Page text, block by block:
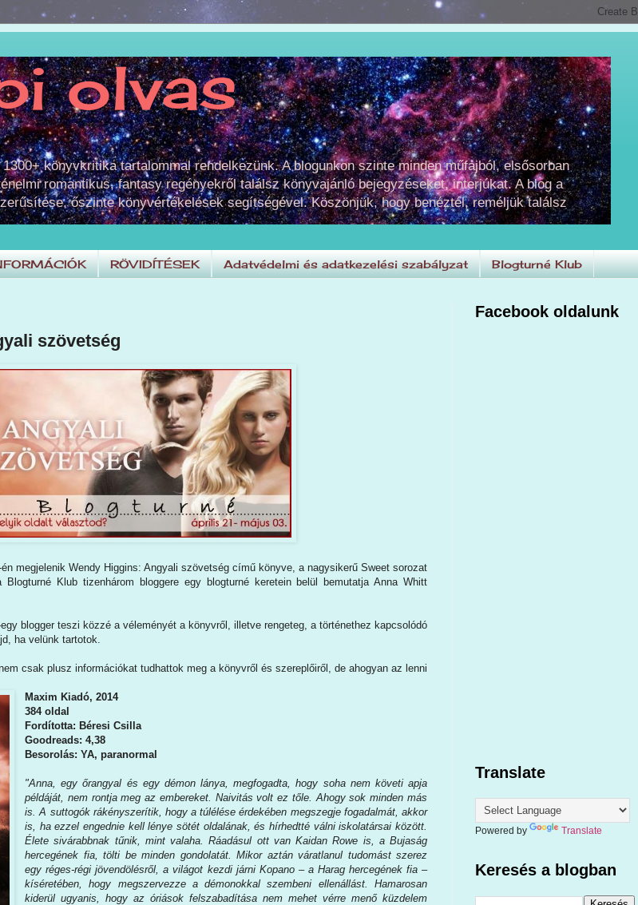
olvas
könyvkritika tartalommal rendelkezünk. A blogunkon szinte minden műfajból, elsősorban
romantikus, fantasy regényekről találsz könyvajánló bejegyzéseket, interjúkat. A blog a
őszinte könyvértékelések segítségével. Köszönjük, hogy benéztél, reméljük találsz
RÖVIDÍTÉSEK Adatvédelmi és adatkezelési szabályzat Blogturné Klub
szövetség
megjelenik Wendy Higgins: Angyali szövetség című könyve, a nagysikerű Sweet sorozat
Klub tizenhárom bloggere egy blogturné keretein belül bemutatja Anna Whitt
blogger teszi közzé a véleményét a könyvről, illetve rengeteg, a történethez kapcsolódó
ha velünk tartotok.
csak plusz információkat tudhattok meg a könyvről és szereplőiről, de ahogyan az lenni
Maxim Kiadó, 2014
384 oldal
Fordította: Béresi Csilla
Goodreads: 4,38
Besorolás: YA, paranormal
"Anna, egy őrangyal és egy démon lánya, megfogadta, hogy soha nem követi apja
példáját, nem rontja meg az embereket. Naivitás volt ez tőle. Ahogy sok minden más
is. A suttogók rákényszerítik, hogy a túlélése érdekében megszegje fogadalmát, akkor
is, ha ezzel engednie kell lénye sötét oldalának, és hírhedtté válni iskolatársai között.
Élete sivárabbnak tűnik, mint valaha. Ráadásul ott van Kaidan Rowe is, a Bujaság
hercegének fia, tölti be minden gondolatát. Mikor aztán váratlanul tudomást szerez
egy réges-régi jövendölésről, a világot kezdi járni Kopano – a Harag hercegének fia –
kíséretében, hogy megszervezze a démonokkal szembeni ellenállást. Hamarosan
kiderül ugyanis, hogy az óriások felszabadítása nem mehet vérre menő küzdelem
Facebook oldalunk
Translate
Powered by Translate
Keresés a blogban